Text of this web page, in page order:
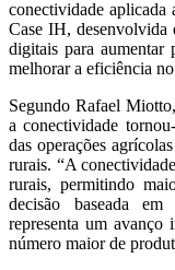
conectividade aplicada
Case IH,
digitais para aumentar
melhorar a eficiência
Segundo Rafael
a conectividade
das operações
rurais. “A
rurais, permitindo
decisão baseada
representa um avanço
número maior de